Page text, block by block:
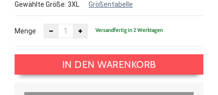
Gewählte Größe: 3XL Größentabelle
Menge Versandfertig in 2 Werktagen
IN DEN WARENKORB